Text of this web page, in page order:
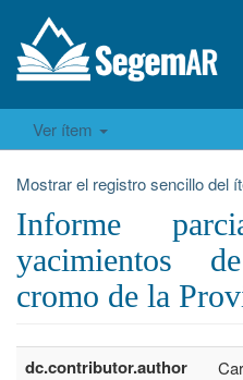
Ver ítem
Mostrar el registro sencillo del
Informe
yacimientos
cromo de la
dc.contributor.author